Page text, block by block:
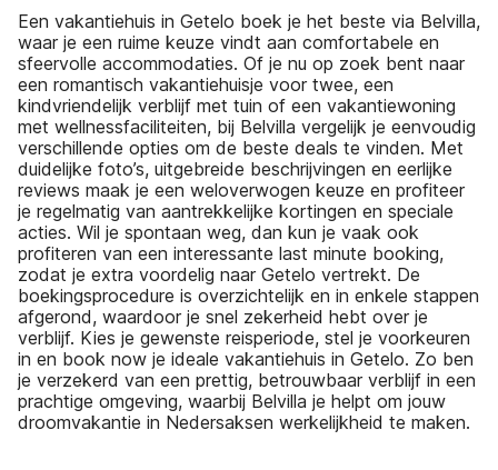
Een vakantiehuis in Getelo boek je het beste via Belvilla,
waar je een ruime keuze vindt aan comfortabele en
sfeervolle accommodaties. Of je nu op zoek bent naar
een romantisch vakantiehuisje voor twee, een
kindvriendelijk verblijf met tuin of een vakantiewoning
met wellnessfaciliteiten, bij Belvilla vergelijk je eenvoudig
verschillende opties om de beste deals te vinden. Met
duidelijke foto’s, uitgebreide beschrijvingen en eerlijke
reviews maak je een weloverwogen keuze en profiteer
je regelmatig van aantrekkelijke kortingen en speciale
acties. Wil je spontaan weg, dan kun je vaak ook
profiteren van een interessante last minute booking,
zodat je extra voordelig naar Getelo vertrekt. De
boekingsprocedure is overzichtelijk en in enkele stappen
afgerond, waardoor je snel zekerheid hebt over je
verblijf. Kies je gewenste reisperiode, stel je voorkeuren
in en book now je ideale vakantiehuis in Getelo. Zo ben
je verzekerd van een prettig, betrouwbaar verblijf in een
prachtige omgeving, waarbij Belvilla je helpt om jouw
droomvakantie in Nedersaksen werkelijkheid te maken.